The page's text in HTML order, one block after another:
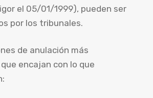
el 05/01/1999), pueden ser
por los tribunales.
de anulación más
encajan con lo que